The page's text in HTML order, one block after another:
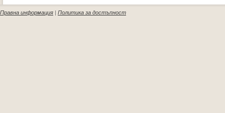
Правна информация | Политика за достъпност